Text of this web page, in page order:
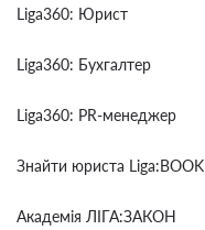
Liga360: Юрист
Liga360: Бухгалтер
Liga360: PR-менеджер
Знайти юриста Liga:BOOK
Академія ЛІГА:ЗАКОН